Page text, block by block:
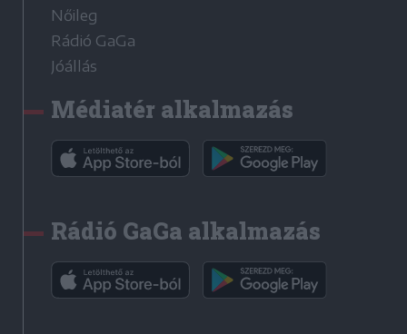
Nőileg
Rádió GaGa
Jóállás
Médiatér alkalmazás
Rádió GaGa alkalmazás